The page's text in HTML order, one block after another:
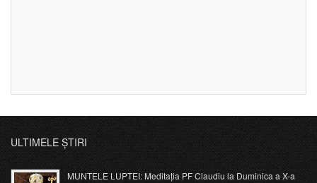
ULTIMELE ȘTIRI
MUNTELE LUPTEI: Meditația PF Claudiu la Duminica a X-a